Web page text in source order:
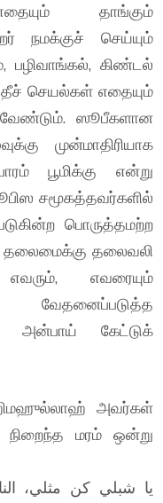
தாங்கும்
நமக்குச் செய்யும்
பழிவாங்கல், கிண்டல்
செயல்கள் எதையும்
ஸூபீகளான
முன்மாதிரியாக
பூமிக்கு என்று
சமூகத்தவர்களில்
பொருத்தமற்ற
தலைமைக்கு தலைவலி
எவரும், எவரையும்
அன்பாய் கேட்டுக்
அவர்கள்
மரம் ஒன்று
يا شبلي كن مثلي،